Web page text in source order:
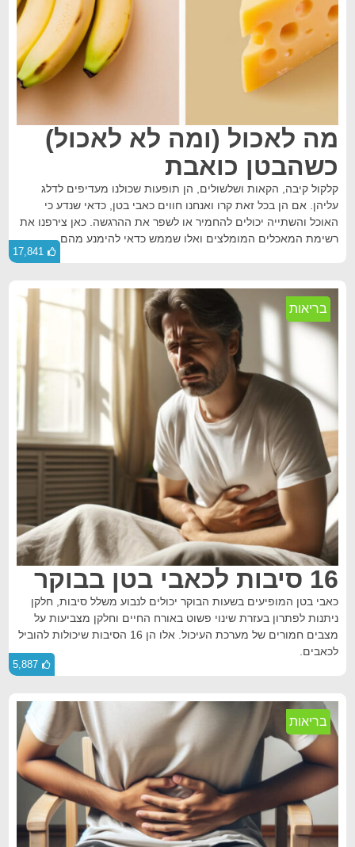
מה לאכול (ומה לא לאכול)
כשהבטן כואבת
קלקול קיבה, הקאות ושלשולים, הן תופעות שכולנו מעדיפים לדלג
עליהן. אם הן בכל זאת קרו ואנחנו חווים כאבי בטן, כדאי שנדע כי
האוכל והשתייה יכולים להחמיר או לשפר את ההרגשה. כאן צירפנו את
רשימת המאכלים המומלצים ואלו שממש כדאי להימנע מהם.
17,841
בריאות
16 סיבות לכאבי בטן בבוקר
כאבי בטן המופיעים בשעות הבוקר יכולים לנבוע משלל סיבות, חלקן
ניתנות לפתרון בעזרת שינוי פשוט באורח החיים וחלקן מצביעות על
מצבים חמורים של מערכת העיכול. אלו הן 16 הסיבות שיכולות להוביל
לכאבים.
5,887
בריאות